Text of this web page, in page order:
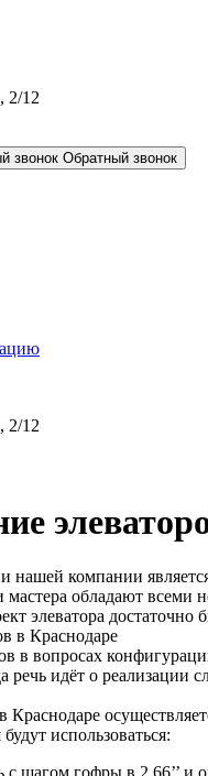
2/12
звонок Обратный звонок
2/12
нашей компании
обладают всеми
элеватора
в вопросах
речь идёт о
Краснодаре
использоваться:
с шагом гофры в 2,66’’